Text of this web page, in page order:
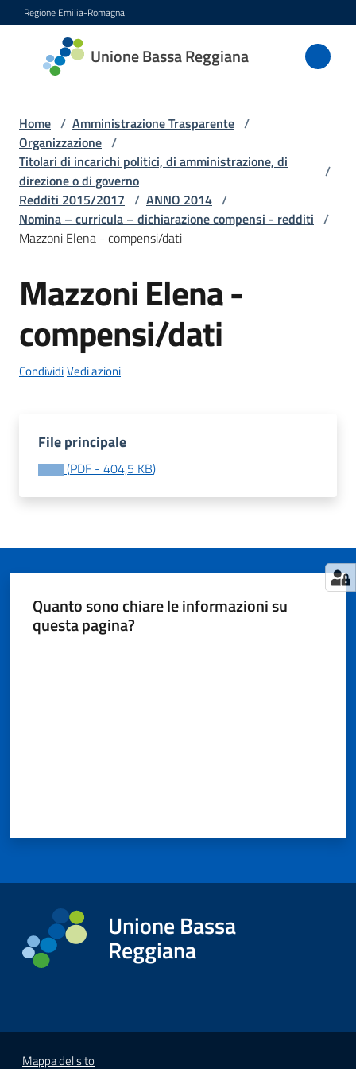
Vai al contenuto
Vai alla navigazione
Vai al footer
Regione Emilia-Romagna
Unione Bassa Reggiana
Unione
Bassa
Amministrazione
Menu selezionato
Novità
Vivere
argomenti...
su
Home / Amministrazione Trasparente /
Organizzazione /
Titolari di incarichi politici, di amministrazione, di
direzione o di governo
/
Redditi 2015/2017 / ANNO 2014 /
Nomina – curricula – dichiarazione compensi - redditi /
Mazzoni Elena - compensi/dati
Mazzoni Elena -
compensi/dati
CondividiVedi azioni
File principale
(PDF - 404,5 KB)
Quanto sono chiare le informazioni su
questa pagina?
Unione Bassa
Reggiana
Mappa del sito